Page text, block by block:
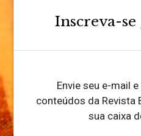
Inscreva-se
Envie seu e-mail
conteúdos da Revista
sua caixa